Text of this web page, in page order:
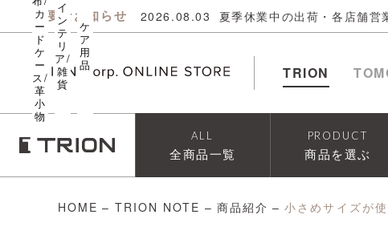
重要なお知らせ 2026.08.03 夏季休業中の出荷・各店舗営
TRION
ALL
全商品一覧
PRODUCT
商品を選ぶ
カ
ー
ド
ケ
ー
ス/
革
小
物
イ
ン
テ
リ
ア/
雑
貨
ケ
ア
用
品
HOME – TRION NOTE – 商品紹介 – 小さめサイズが